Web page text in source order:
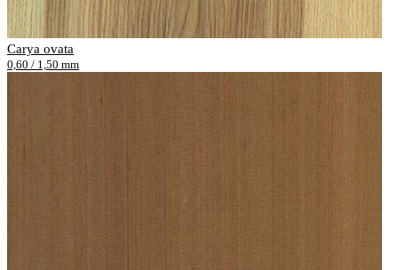
Carya ovata
0,60 / 1,50 mm